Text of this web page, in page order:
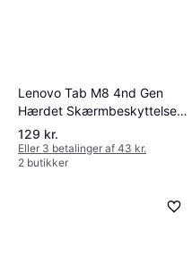
Lenovo Tab M8 4nd Gen
Hærdet Skærmbeskyttelses
Glas
129 kr.
Eller 3 betalinger af 43 kr.
2 butikker